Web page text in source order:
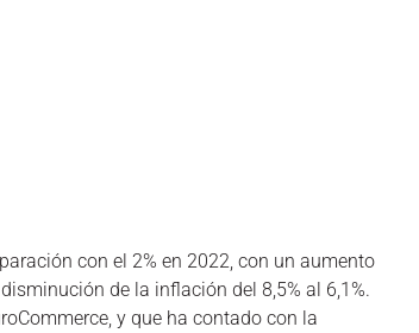
con el 2% en 2022, con un aumento
de la inflación del 8,5% al 6,1%.
y que ha contado con la